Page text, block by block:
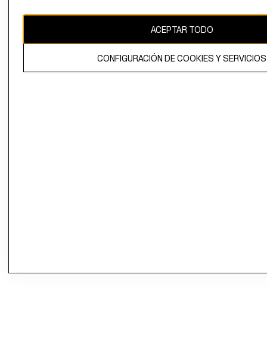
El contenido de esta página web está protegido por copyright y es
ACEPTAR TODO
CONFIGURACIÓN DE COOKIES Y SERVICIOS